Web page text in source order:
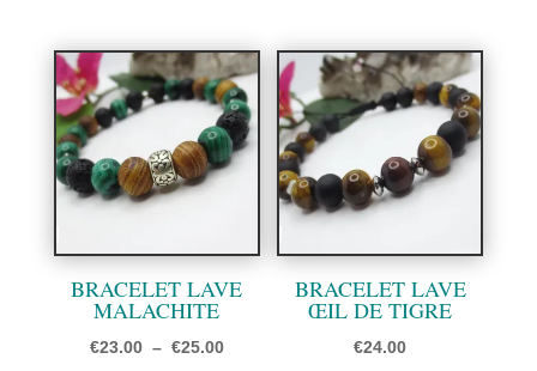
prix :
€17.00
à
€19.00
BRACELET LAVE
MALACHITE
€23.00 – €25.00Plage
BRACELET LAVE
ŒIL DE TIGRE
€24.00